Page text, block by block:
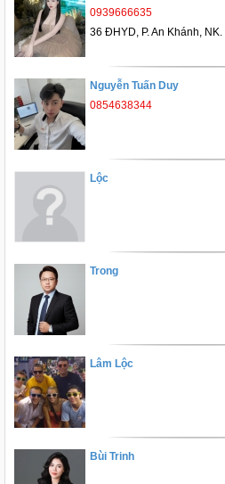
0939666635
36 ĐHYD, P. An Khánh, NK.
Nguyễn Tuấn Duy
0854638344
Lộc
Trong
Lâm Lộc
Bùi Trinh